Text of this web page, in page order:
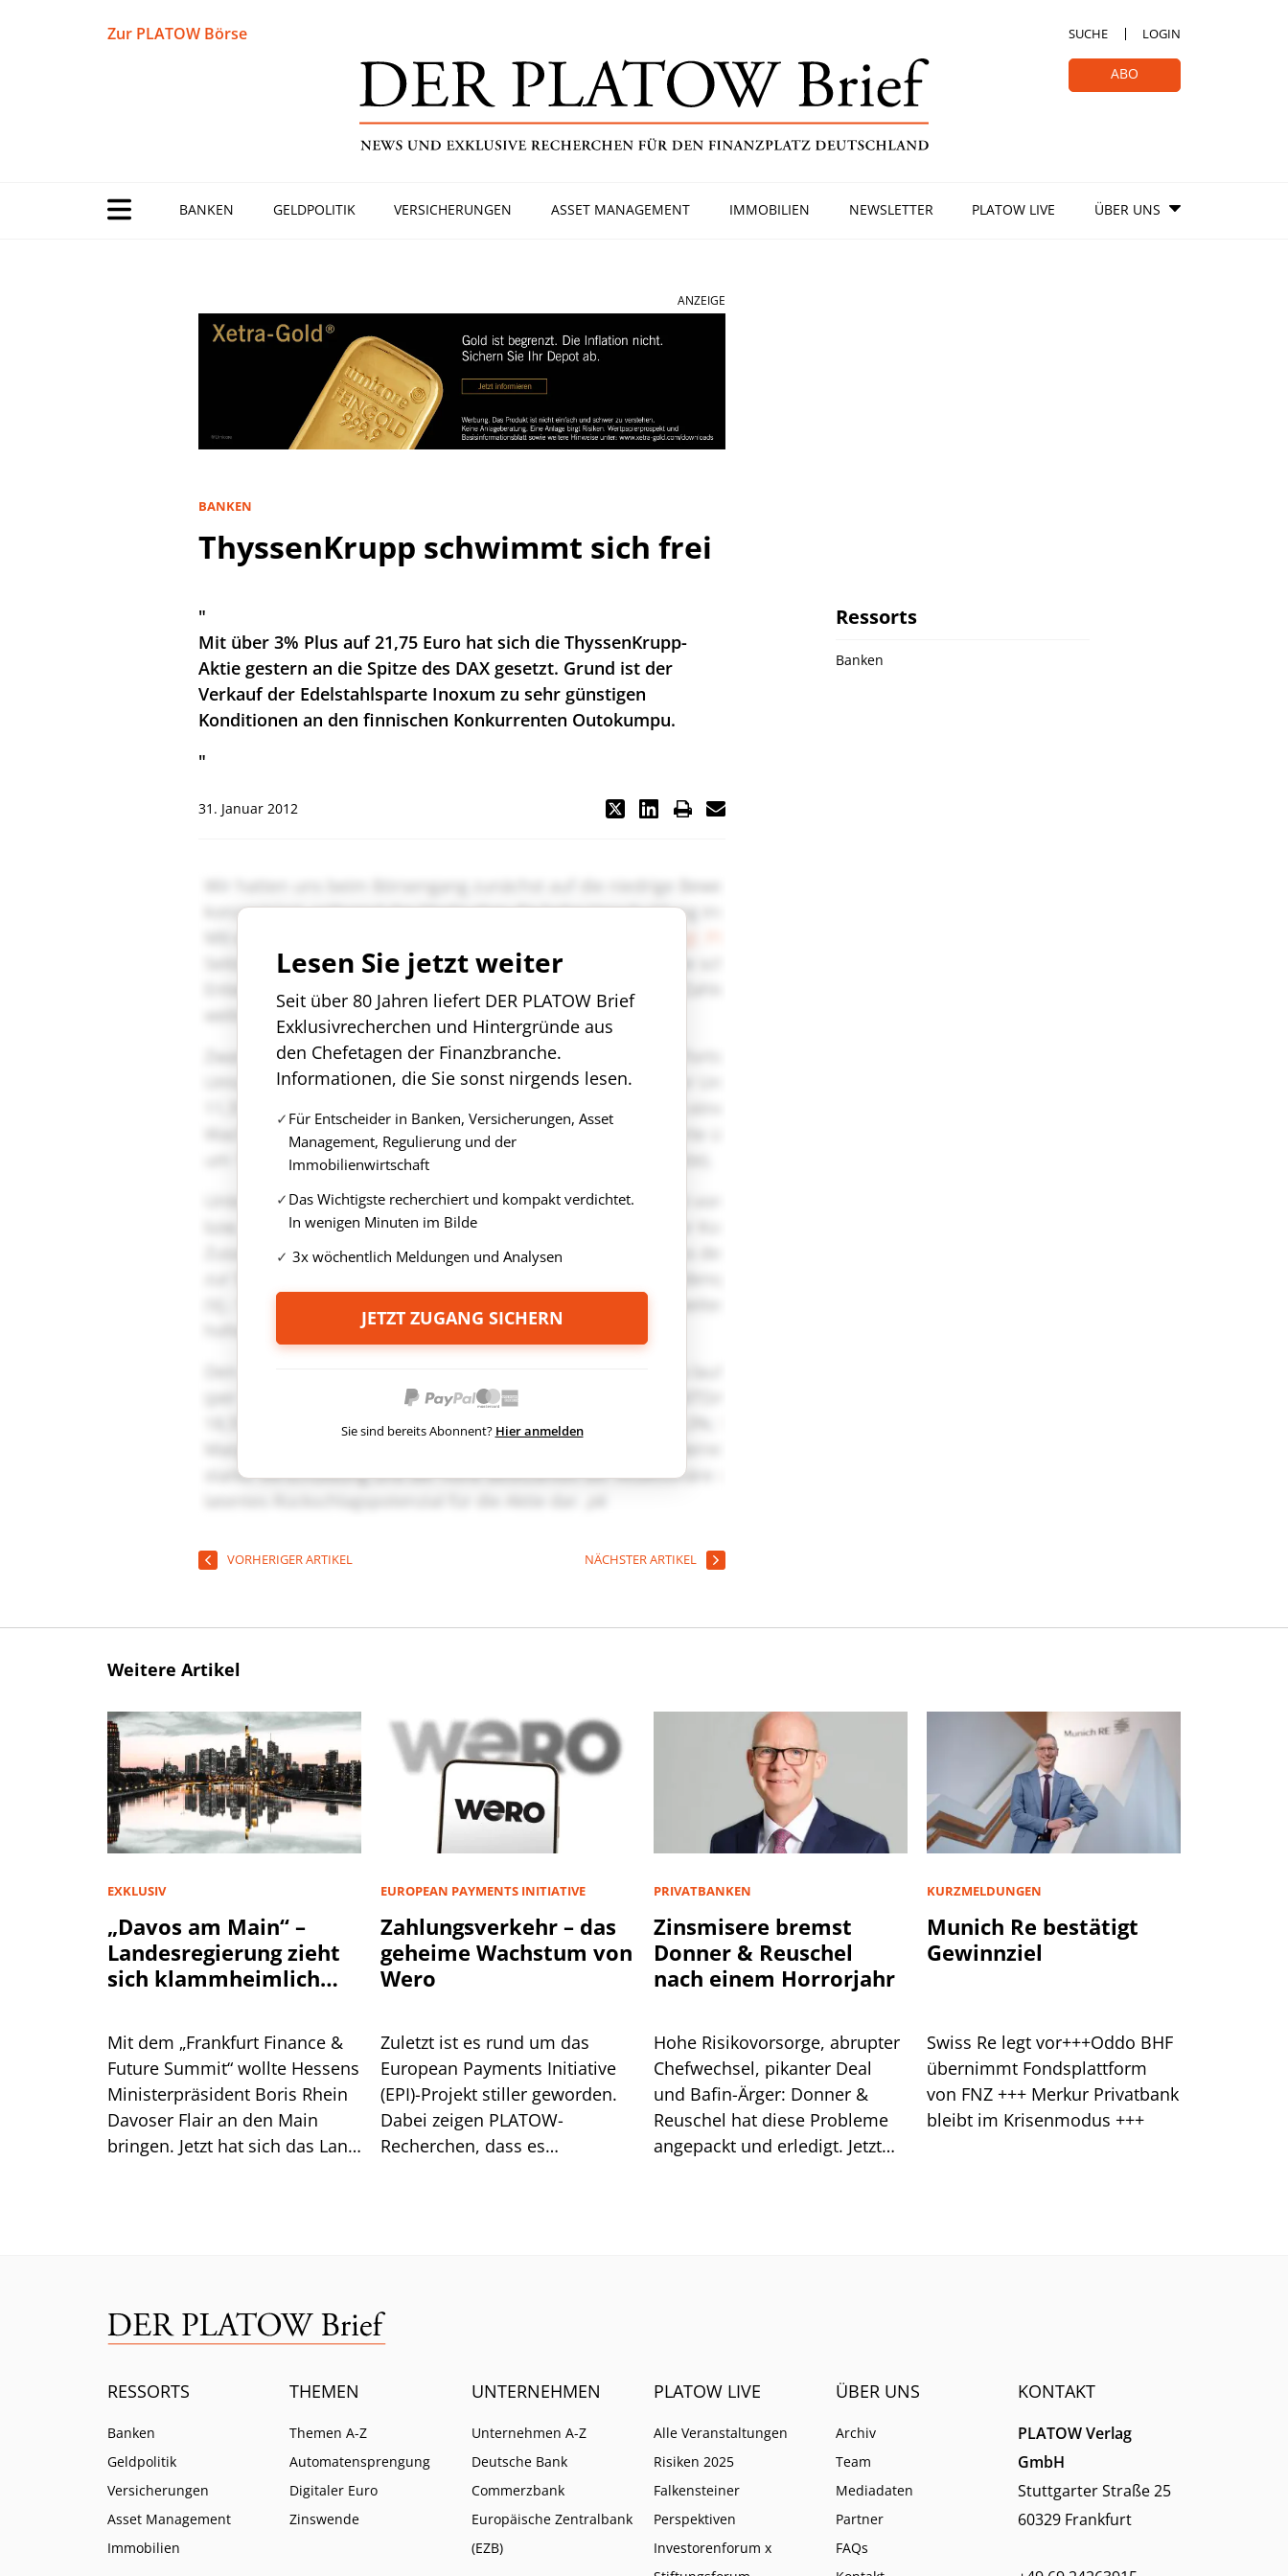
Zur PLATOW Börse SUCHE LOGIN
ABO
BANKEN GELDPOLITIK VERSICHERUNGEN ASSET MANAGEMENT IMMOBILIEN NEWSLETTER PLATOW LIVE ÜBER UNS
ANZEIGE
BANKEN
ThyssenKrupp schwimmt sich frei
"
Mit über 3% Plus auf 21,75 Euro hat sich die ThyssenKrupp-
Aktie gestern an die Spitze des DAX gesetzt. Grund ist der
Verkauf der Edelstahlsparte Inoxum zu sehr günstigen
Konditionen an den finnischen Konkurrenten Outokumpu.
"
31. Januar 2012
Lesen Sie jetzt weiter
Seit über 80 Jahren liefert DER PLATOW Brief
Exklusivrecherchen und Hintergründe aus
den Chefetagen der Finanzbranche.
Informationen, die Sie sonst nirgends lesen.
Für Entscheider in Banken, Versicherungen, Asset
Management, Regulierung und der
Immobilienwirtschaft
Das Wichtigste recherchiert und kompakt verdichtet.
In wenigen Minuten im Bilde
3x wöchentlich Meldungen und Analysen
JETZT ZUGANG SICHERN
Sie sind bereits Abonnent? Hier anmelden
VORHERIGER ARTIKEL NÄCHSTER ARTIKEL
Ressorts
Banken
Weitere Artikel
EXKLUSIV
„Davos am Main“ –
Landesregierung zieht
sich klammheimlich
Mit dem „Frankfurt Finance &
Future Summit“ wollte Hessens
Ministerpräsident Boris Rhein
Davoser Flair an den Main
bringen. Jetzt hat sich das Land
EUROPEAN PAYMENTS INITIATIVE
Zahlungsverkehr – das
geheime Wachstum von
Wero
Zuletzt ist es rund um das
European Payments Initiative
(EPI)-Projekt stiller geworden.
Dabei zeigen PLATOW-
Recherchen, dass es
PRIVATBANKEN
Zinsmisere bremst
Donner & Reuschel
nach einem Horrorjahr
Hohe Risikovorsorge, abrupter
Chefwechsel, pikanter Deal
und Bafin-Ärger: Donner &
Reuschel hat diese Probleme
angepackt und erledigt. Jetzt
KURZMELDUNGEN
Munich Re bestätigt
Gewinnziel
Swiss Re legt vor+++Oddo BHF
übernimmt Fondsplattform
von FNZ +++ Merkur Privatbank
bleibt im Krisenmodus +++
RESSORTS
Banken
Geldpolitik
Versicherungen
Asset Management
Immobilien
THEMEN
Themen A-Z
Automatensprengung
Digitaler Euro
Zinswende
UNTERNEHMEN
Unternehmen A-Z
Deutsche Bank
Commerzbank
Europäische Zentralbank
(EZB)
PLATOW LIVE
Alle Veranstaltungen
Risiken 2025
Falkensteiner
Perspektiven
Investorenforum x
ÜBER UNS
Archiv
Team
Mediadaten
Partner
FAQs
KONTAKT
PLATOW Verlag
GmbH
Stuttgarter Straße 25
60329 Frankfurt